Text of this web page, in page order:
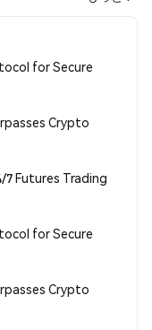
for Secure
Crypto
7 Futures Trading
for Secure
Crypto